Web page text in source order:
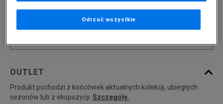
S
Powiadom o
OUTLET
Produkt pochodzi z końcówek aktualnych kolekcji, ubiegłych
sezonów lub z ekspozycji. Szczegóły.
Odrzuć wszystkie